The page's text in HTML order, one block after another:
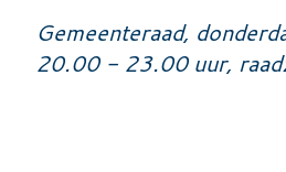
Gemeenteraad,
20.00 - 23.00 uur,